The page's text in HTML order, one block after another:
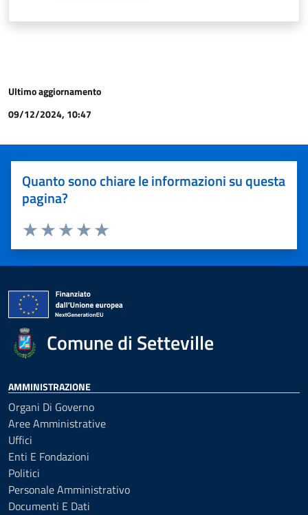
Ultimo aggiornamento
09/12/2024, 10:47
Quanto sono chiare le informazioni su questa
pagina?
Valuta 5 stelle su 5
Valuta 4 stelle su 5
Valuta 3 stelle su 5
Valuta 2 stelle su 5
Valuta 1 stelle su 5
Comune di Setteville
AMMINISTRAZIONE
Organi Di Governo
Aree Amministrative
Uffici
Enti E Fondazioni
Politici
Personale Amministrativo
Documenti E Dati